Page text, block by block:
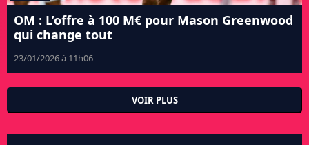
OM : L’offre à 100 M€ pour Mason Greenwood
qui change tout
23/01/2026 à 11h06
VOIR PLUS